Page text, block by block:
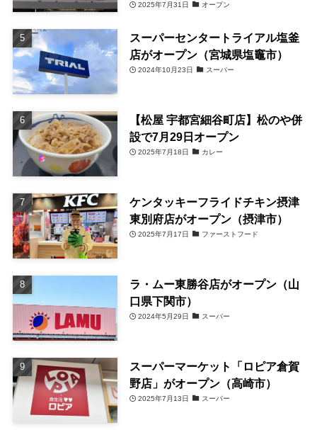
2025年7月31日 オープン
スーパーセンタートライアル塩釜
店がオープン（宮城県塩竈市）
2024年10月23日 スーパー
【松屋 宇都宮細谷町店】松のや併
設で7月29日オープン
2025年7月18日 カレー
ケンタッキーフライドチキン摂津
東別府店がオープン（摂津市）
2025年7月17日 ファーストフード
ラ・ムー東勝谷店がオープン（山
口県下関市）
2024年5月29日 スーパー
スーパーマーケット「ロピア倉賀
野店」がオープン（高崎市）
2025年7月13日 スーパー